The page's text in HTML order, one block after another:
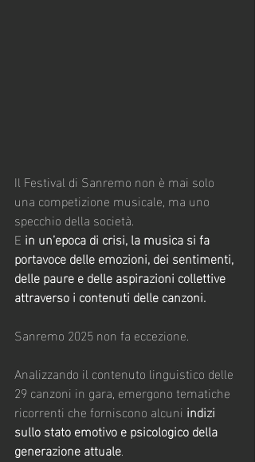
Il Festival di Sanremo non è mai solo
una competizione musicale, ma uno
specchio della società.
E in un’epoca di crisi, la musica si fa
portavoce delle emozioni, dei sentimenti,
delle paure e delle aspirazioni collettive
attraverso i contenuti delle canzoni.
Sanremo 2025 non fa eccezione.
Analizzando il contenuto linguistico delle
29 canzoni in gara, emergono tematiche
ricorrenti che forniscono alcuni indizi
sullo stato emotivo e psicologico della
generazione attuale.